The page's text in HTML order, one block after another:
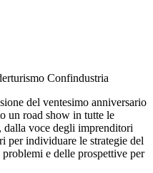
Confindustria
del ventesimo anniversario
un road show in tutte le
dalla voce degli imprenditori
per individuare le strategie del
e delle prospettive per